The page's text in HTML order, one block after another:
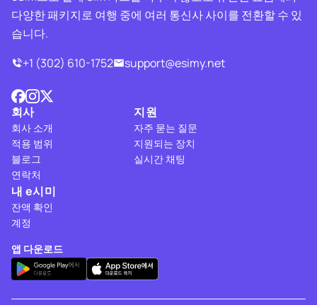
다양한 패키지로 여행 중에 여러 통신사 사이를 전환할 수 있
습니다.
+1 (302) 610-1752
support@esimy.net
회사
회사 소개
적용 범위
블로그
연락처
지원
자주 묻는 질문
지원되는 장치
실시간 채팅
내 e시미
잔액 확인
계정
앱 다운로드